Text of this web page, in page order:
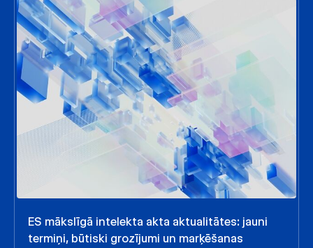
ES mākslīgā intelekta akta aktualitātes: jauni
termiņi, būtiski grozījumi un marķēšanas